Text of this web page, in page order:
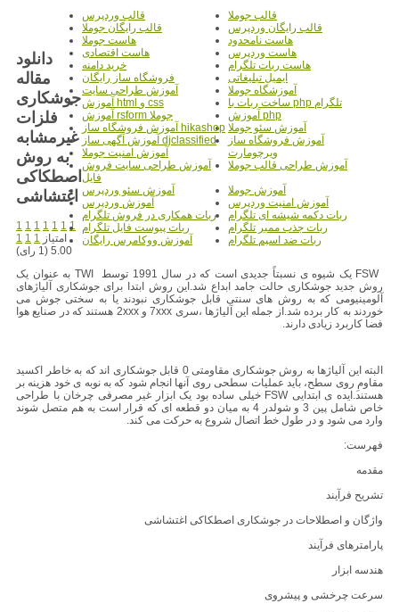
قالب جوملا
قالب وردپرس
قالب رایگان وردپرس
قالب رایگان جوملا
هاست نامحدود
هاست جوملا
هاست وردپرس
هاست اقتصادی
هاست ربات تلگرام
خرید دامنه
ایمیل تبلیغاتی
فروشگاه ساز رایگان
آموزشگاه جوملا
آموزش طراحی سایت
ساخت ربات با php تلگرام
آموزش html و css
آموزش php
آموزش rsform جوملا
آموزش سئو جوملا آموزش فروشگاه ساز hikashop
آموزش فروشگاه ساز
ویرچومارت
آموزش آگهی ساز djclassified
آموزش امنیت جوملا
آموزش طراحی قالب جوملا
آموزش طراحی سایت فروش
فایل
آموزش جوملا
آموزش سئو وردپرس
آموزش امنیت وردپرس
آموزش وردپرس
ربات دکمه شیشه ای تلگرام
ربات همکاری در فروش تلگرام
ربات جذب ممبر تلگرام
ربات پیوست فایل تلگرام
ربات ضد اسپم تلگرام
آموزش ووکامرس رایگان
دانلود
مقاله
جوشکاری
فلزات
غیرمشابه
به روش
اصطکاکی
اغتشاشی
1 1 1 1 1 1 1
1 1 1 امتیاز
5.00 (1 رای)
FSW یک شیوه ی نسبتاً جدیدی است که در سال 1991 توسط TWI به عنوان یک
روش جدید جوشکاری حالت جامد ابداع شد.این روش ابتدا برای جوشکاری آلیاژهای
آلومینیومی که به روش های سنتی قابل جوشکاری نبودند یا به سختی جوش می
خوردند به کار برده شد.از جمله این آلیاژها ،سری 7xxx و 2xxx هستند که در صنایع هوا
فضا کاربرد زیادی دارند.
البته این آلیاژها به روش جوشکاری مقاومتی 0 قابل جوشکاری اند که به خاطر اکسید
مقاومِ روی سطح، باید عملیات سطحی روی آنها انجام شود که به نوبه ی خود هزینه بر
هستند.ایده ی ابتدایی FSW خیلی ساده بود یک ابزار غیر مصرفی چرخان با طراحی
خاص شامل پین 3 و شولدر 4 به میان دو قطعه ای که قرار است به هم متصل شوند
وارد می شود و در طول خط اتصال شروع به حرکت می کند.
فهرست:
مقدمه
تشریح فرآیند
واژگان و اصطلاحات در جوشکاری اصطکاکی اغتشاشی
پارامترهای فرآیند
هندسه ابزار
سرعت چرخشی و پیشروی